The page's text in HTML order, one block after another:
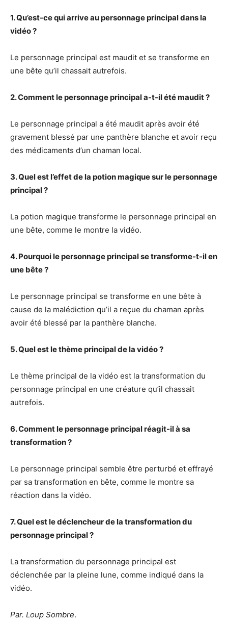
1. Qu’est-ce qui arrive au personnage principal dans la
vidéo ?
Le personnage principal est maudit et se transforme en
une bête qu’il chassait autrefois.
2. Comment le personnage principal a-t-il été maudit ?
Le personnage principal a été maudit après avoir été
gravement blessé par une panthère blanche et avoir reçu
des médicaments d’un chaman local.
3. Quel est l’effet de la potion magique sur le personnage
principal ?
La potion magique transforme le personnage principal en
une bête, comme le montre la vidéo.
4. Pourquoi le personnage principal se transforme-t-il en
une bête ?
Le personnage principal se transforme en une bête à
cause de la malédiction qu’il a reçue du chaman après
avoir été blessé par la panthère blanche.
5. Quel est le thème principal de la vidéo ?
Le thème principal de la vidéo est la transformation du
personnage principal en une créature qu’il chassait
autrefois.
6. Comment le personnage principal réagit-il à sa
transformation ?
Le personnage principal semble être perturbé et effrayé
par sa transformation en bête, comme le montre sa
réaction dans la vidéo.
7. Quel est le déclencheur de la transformation du
personnage principal ?
La transformation du personnage principal est
déclenchée par la pleine lune, comme indiqué dans la
vidéo.
Par. Loup Sombre.